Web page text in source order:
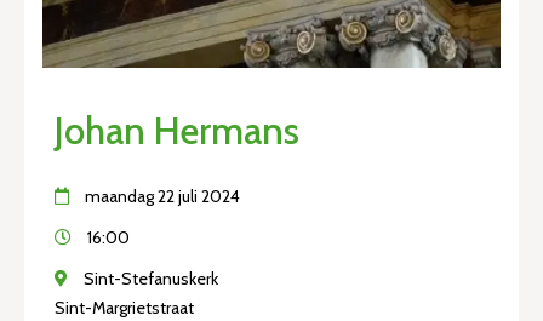
Johan Hermans
maandag 22 juli 2024
16:00
Sint-Stefanuskerk
Sint-Margrietstraat